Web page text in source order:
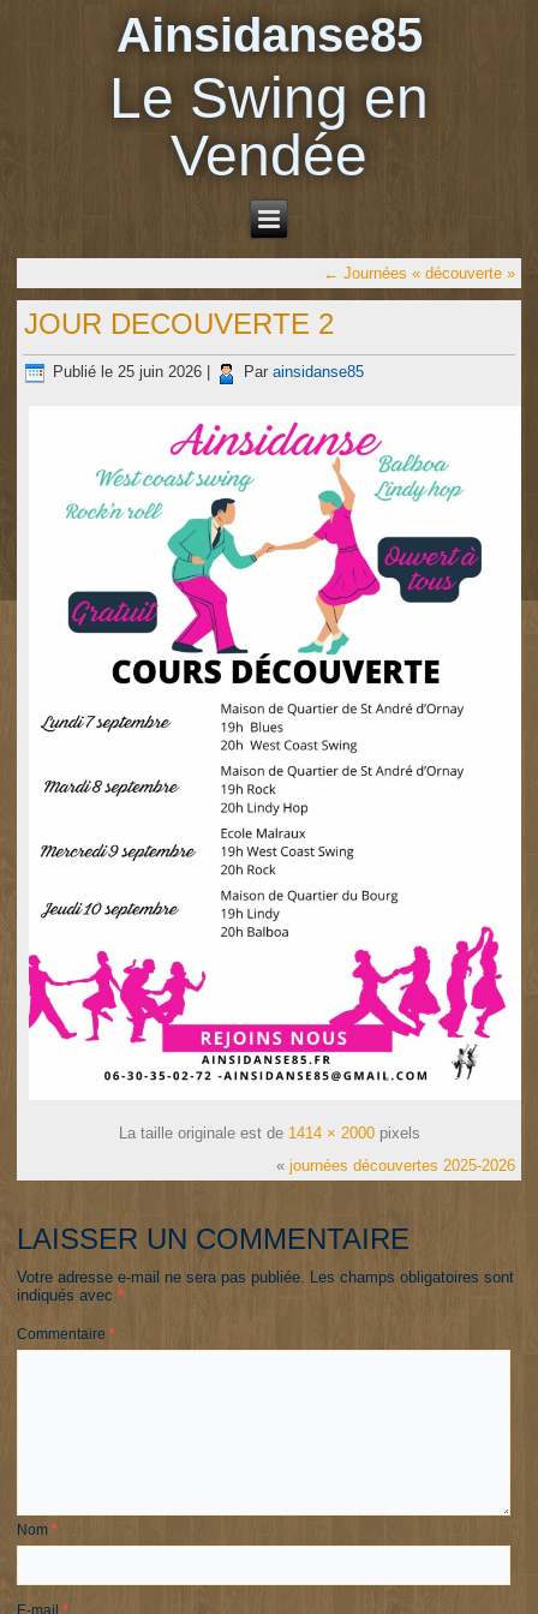
Ainsidanse85
Le Swing en
Vendée
← Journées « découverte »
JOUR DECOUVERTE 2
Publié le 25 juin 2026 Par ainsidanse85
La taille originale est de 1414 × 2000pixels
« journées découvertes 2025-2026
LAISSER UN COMMENTAIRE
Votre adresse e-mail ne sera pas publiée. Les champs obligatoires sont
indiqués avec*
Commentaire*
Nom*